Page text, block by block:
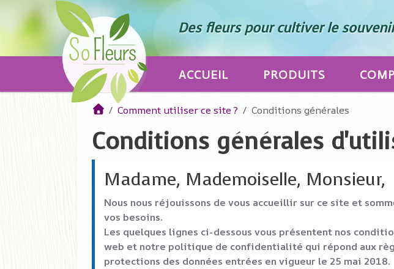
Des fleurs pour cultiver le
ACCUEIL PRODUITS
Comment utiliser ce site ? Conditions générales
Conditions générales
Madame, Mademoiselle, Monsieur,
Nous nous réjouissons de vous accueillir sur ce site et
vos besoins.
Les quelques lignes ci-dessous vous présentent nos
web et notre politique de confidentialité qui répond aux
protections des données entrées en vigueur le 25 mai 2018.